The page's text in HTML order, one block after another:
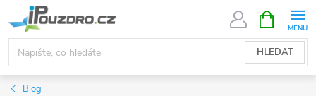
na
obsah
HLEDAT
NÁKUPNÍ
KOŠÍK
Blog